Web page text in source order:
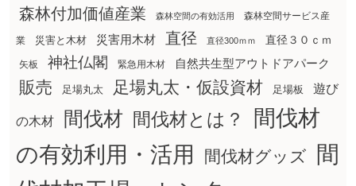
森林付加価値産業 森林空間の有効活用 森林空間サービス産
業 災害と木材 災害用木材 直径 直径300ｍｍ 直径３０ｃｍ
矢板 神社仏閣 緊急用木材 自然共生型アウトドアパーク
販売 足場丸太 足場丸太・仮設資材 足場板 遊び
の木材 間伐材 間伐材とは？
間伐材
の有効利用・活用
間伐材グッズ
間